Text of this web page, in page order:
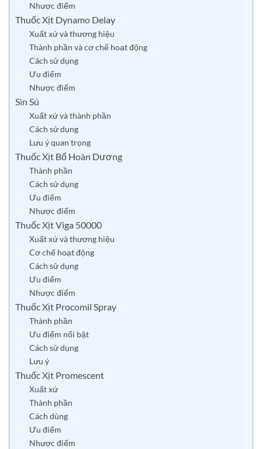
Nhược điểm
Thuốc Xịt Dynamo Delay
Xuất xứ và thương hiệu
Thành phần và cơ chế hoạt động
Cách sử dụng
Ưu điểm
Nhược điểm
Sìn Sú
Xuất xứ và thành phần
Cách sử dụng
Lưu ý quan trọng
Thuốc Xịt Bổ Hoàn Dương
Thành phần
Cách sử dụng
Ưu điểm
Nhược điểm
Thuốc Xịt Viga 50000
Xuất xứ và thương hiệu
Cơ chế hoạt động
Cách sử dụng
Ưu điểm
Nhược điểm
Thuốc Xịt Procomil Spray
Thành phần
Ưu điểm nổi bật
Cách sử dụng
Lưu ý
Thuốc Xịt Promescent
Xuất xứ
Thành phần
Cách dùng
Ưu điểm
Nhược điểm